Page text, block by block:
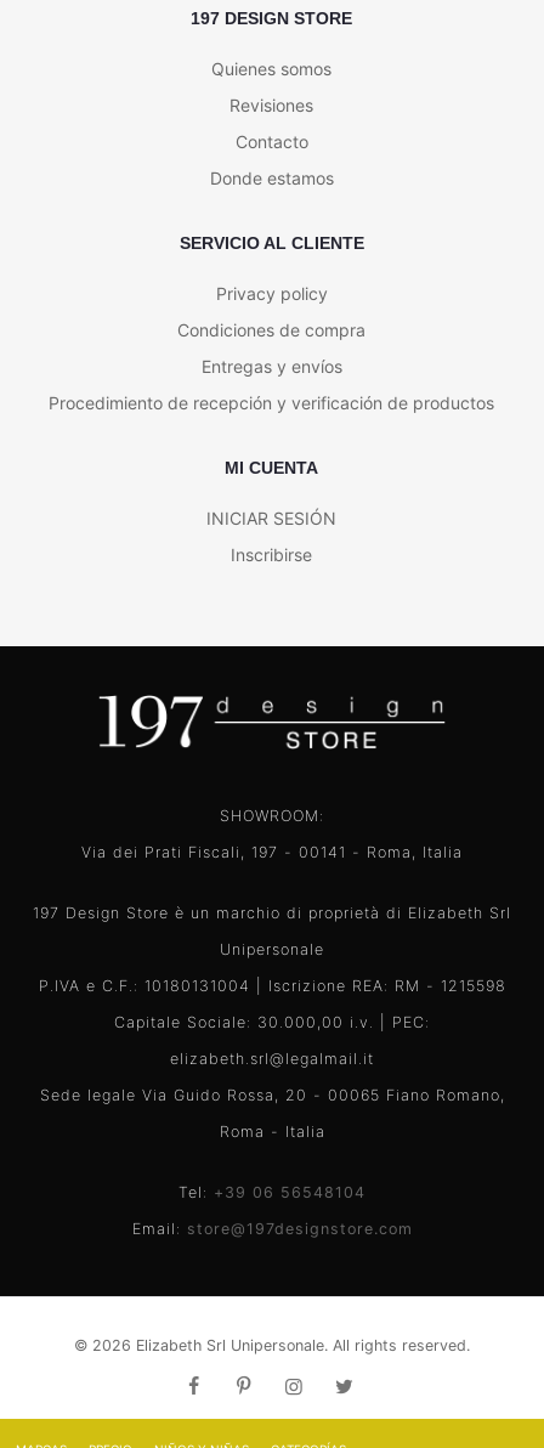
197 DESIGN STORE
Quienes somos
Revisiones
Contacto
Donde estamos
SERVICIO AL CLIENTE
Privacy policy
Condiciones de compra
Entregas y envíos
Procedimiento de recepción y verificación de productos
MI CUENTA
INICIAR SESIÓN
Inscribirse
SHOWROOM:
Via dei Prati Fiscali, 197 - 00141 - Roma, Italia
197 Design Store è un marchio di proprietà di Elizabeth Srl
Unipersonale
P.IVA e C.F.: 10180131004 | Iscrizione REA: RM - 1215598
Capitale Sociale: 30.000,00 i.v. | PEC:
elizabeth.srl@legalmail.it
Sede legale Via Guido Rossa, 20 - 00065 Fiano Romano,
Roma - Italia
Tel: +39 06 56548104
Email: store@197designstore.com
© 2026 Elizabeth Srl Unipersonale. All rights reserved.